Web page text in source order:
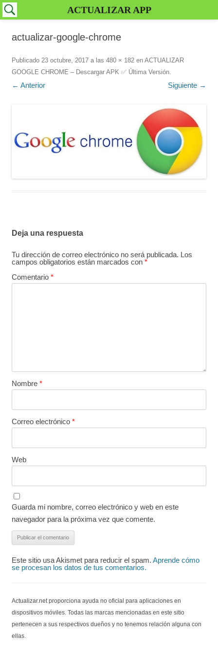
actualizar-google-chrome
Publicado 23 octubre, 2017 a las 480 × 182 en ACTUALIZAR
GOOGLE CHROME – Descargar APK ✅️ Última Versión.
← Anterior Siguiente →
Deja una respuesta
Tu dirección de correo electrónico no será publicada. Los
campos obligatorios están marcados con *
Comentario *
Nombre *
Correo electrónico *
Web
Guarda mi nombre, correo electrónico y web en este
navegador para la próxima vez que comente.
Este sitio usa Akismet para reducir el spam. Aprende cómo
se procesan los datos de tus comentarios.
Actualizar.net proporciona ayuda no oficial para aplicaciones en
dispositivos móviles. Todas las marcas mencionadas en este sitio
pertenecen a sus respectivos dueños y no tenemos relación alguna con
ellas.
ACTUALIZAR APP